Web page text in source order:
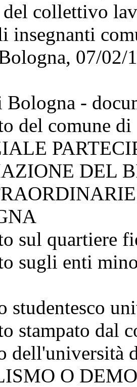
collettivo
insegnanti
07/02/
Bologna -
del comune
DEL
sul quartiere
sugli enti
studentesco
stampato dal
dell'università
O